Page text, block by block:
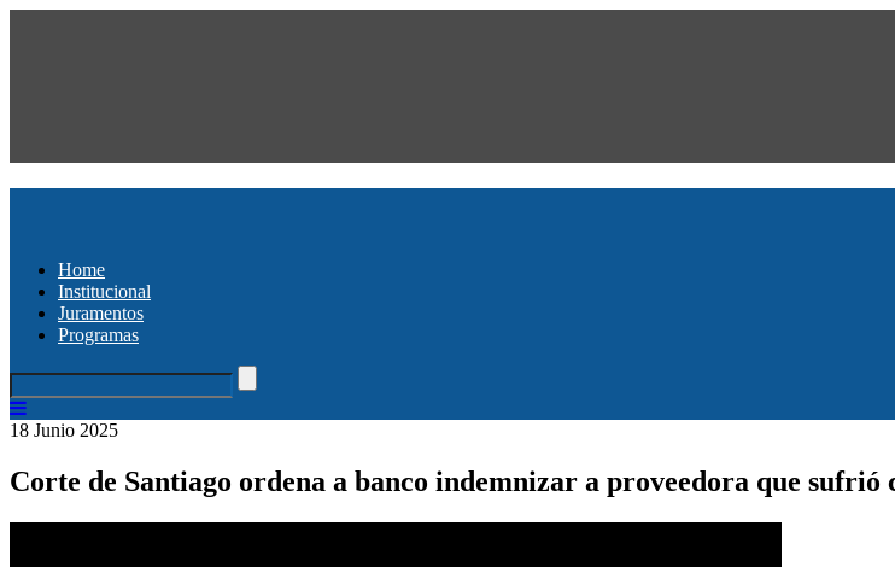
Home
Institucional
Juramentos
Programas
18 Junio 2025
Corte de Santiago ordena a banco indemnizar a proveedora que sufrió